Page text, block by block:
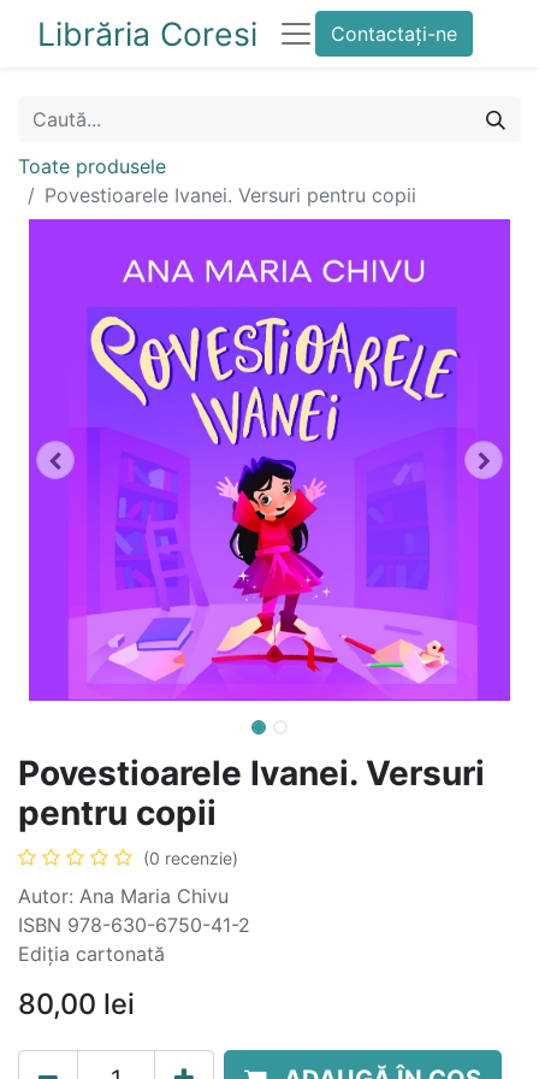
Librăria Coresi Contactați-ne
Toate produsele
Povestioarele Ivanei. Versuri pentru copii
Povestioarele Ivanei. Versuri
pentru copii
(0 recenzie)
Autor: Ana Maria Chivu
ISBN 978-630-6750-41-2
Ediția cartonată
80,00 lei